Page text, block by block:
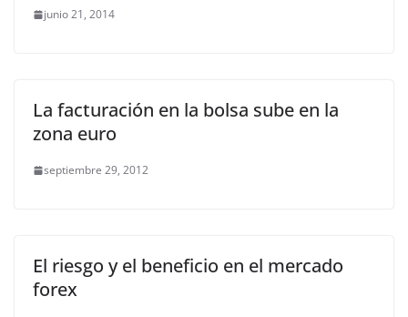
junio 21, 2014
La facturación en la bolsa sube en la
zona euro
septiembre 29, 2012
El riesgo y el beneficio en el mercado
forex